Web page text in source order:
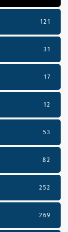
121
31
17
12
53
82
252
269